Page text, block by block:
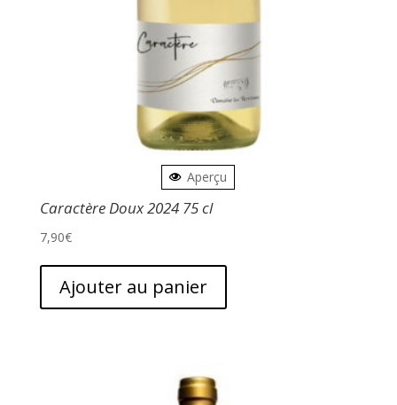
Aperçu
Caractère Doux 2024 75 cl
7,90€
Ajouter au panier